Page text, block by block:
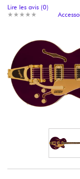
Synthés &
Home Studio
Casques
★ ★ ★ ★ ★
★ ★ ★ ★ ★
Lire les avis (0)